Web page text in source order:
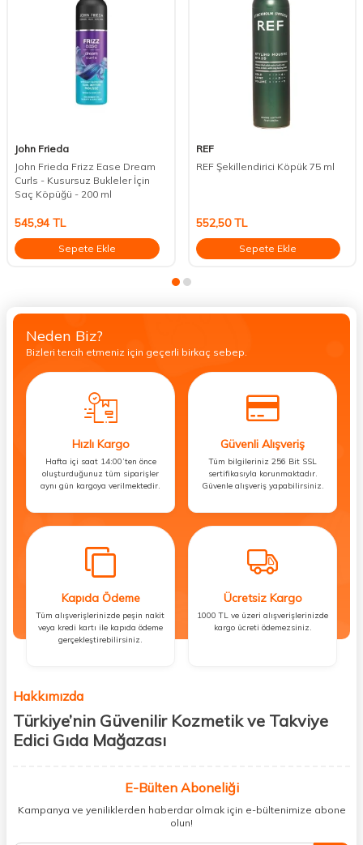
John Frieda
John Frieda Frizz Ease Dream
Curls - Kusursuz Bukleler İçin
Saç Köpüğü - 200 ml
545,94 TL
Sepete Ekle
REF
REF Şekillendirici Köpük 75 ml
552,50TL
Sepete Ekle
Neden Biz?
Bizleri tercih etmeniz için geçerli birkaç sebep.
Hızlı Kargo
Hafta içi saat 14:00’ten önce
oluşturduğunuz tüm siparişler
aynı gün kargoya verilmektedir.
Güvenli Alışveriş
Tüm bilgileriniz 256 Bit SSL
sertifikasıyla korunmaktadır.
Güvenle alışveriş yapabilirsiniz.
Kapıda Ödeme
Tüm alışverişlerinizde peşin nakit
veya kredi kartı ile kapıda ödeme
gerçekleştirebilirsiniz.
Ücretsiz Kargo
1000 TL ve üzeri alışverişlerinizde
kargo ücreti ödemezsiniz.
Hakkımızda
Türkiye’nin Güvenilir Kozmetik ve Takviye
Edici Gıda Mağazası
kişisel bakım hem de takviye edici gıda ürünlerini sizlerle
buluşturuyoruz. Artık mağaza mağaza dolaşmanıza gerek yok;
ihtiyacınız olan her şeyi tek bir çatı altında topluyor ve kapınıza kadar
E-Bülten Aboneliği
Kampanya ve yeniliklerden haberdar olmak için e-bültenimize abone
olun!